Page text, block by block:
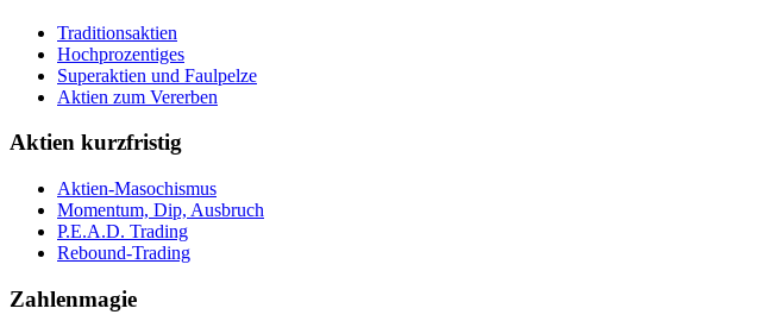
Traditionsaktien
Hochprozentiges
Superaktien und Faulpelze
Aktien zum Vererben
Aktien kurzfristig
Aktien-Masochismus
Momentum, Dip, Ausbruch
P.E.A.D. Trading
Rebound-Trading
Zahlenmagie